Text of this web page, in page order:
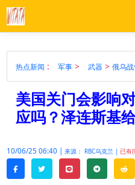
热点新闻 : 军事> 武器 > 俄乌战
美国关门会影响
应吗？泽连斯基
10/06/25 06:40 | 来源： RBC乌克兰 | 已有
facebooktwitterline telegram